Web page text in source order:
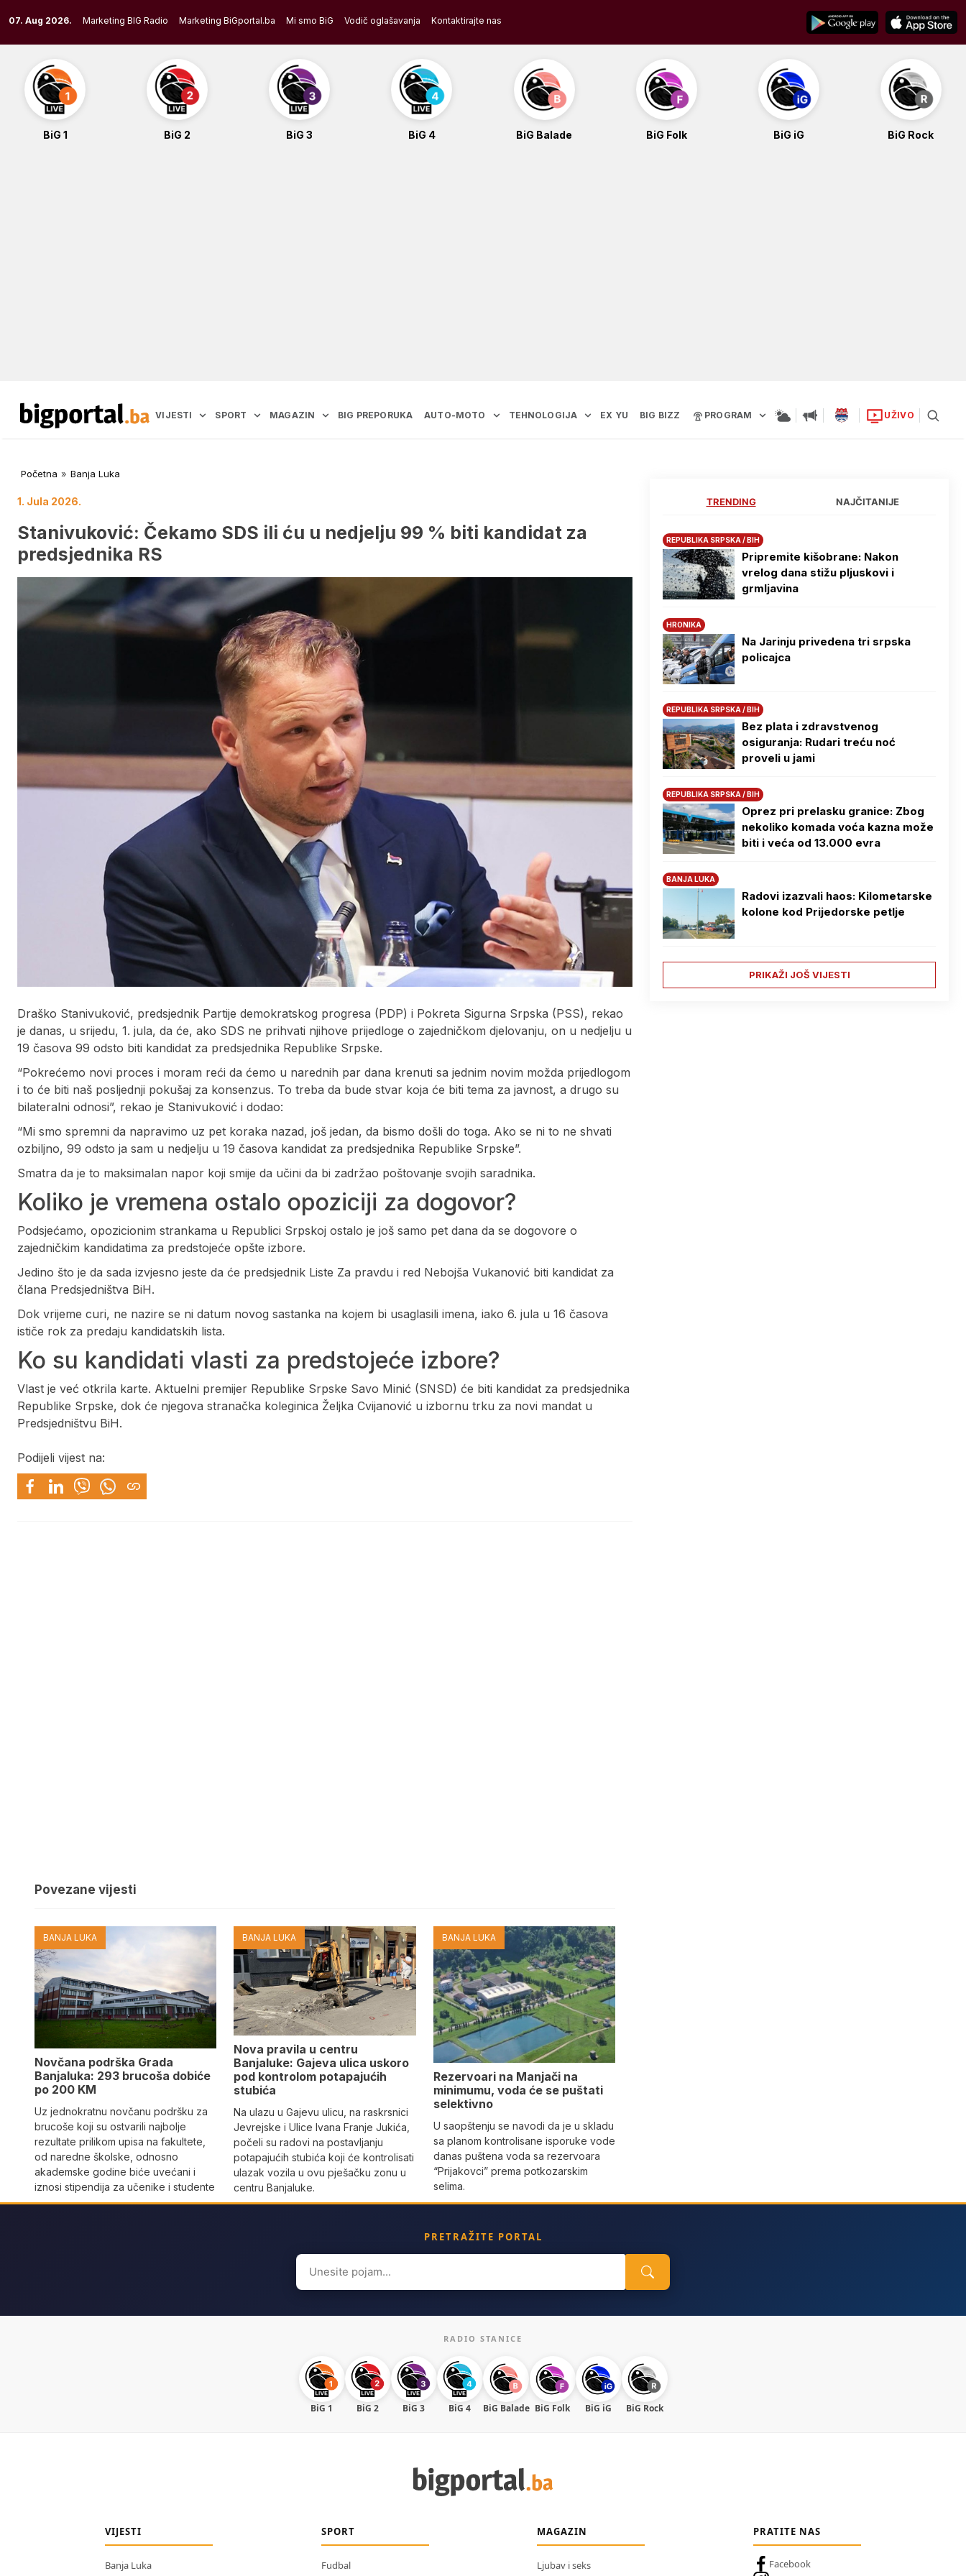
to
content
07. Aug 2026. Marketing BIG Radio Marketing BiGportal.ba Mi smo BiG Vodič oglašavanja Kontaktirajte nas
BiG 1 BiG 2 BiG 3 BiG 4 BiG Balade BiG Folk BiG iG BiG Rock
VIJESTI SPORT MAGAZIN BIG PREPORUKA AUTO-MOTO TEHNOLOGIJA EX YU BIG BIZZ PROGRAM UŽIVO
Početna » Banja Luka
1. Jula 2026.
Stanivuković: Čekamo SDS ili ću u nedjelju 99 % biti kandidat za
predsjednika RS
Draško Stanivuković, predsjednik Partije demokratskog progresa (PDP) i Pokreta Sigurna Srpska (PSS), rekao
je danas, u srijedu, 1. jula, da će, ako SDS ne prihvati njihove prijedloge o zajedničkom djelovanju, on u nedjelju u
19 časova 99 odsto biti kandidat za predsjednika Republike Srpske.
“Pokrećemo novi proces i moram reći da ćemo u narednih par dana krenuti sa jednim novim možda prijedlogom
i to će biti naš posljednji pokušaj za konsenzus. To treba da bude stvar koja će biti tema za javnost, a drugo su
bilateralni odnosi”, rekao je Stanivuković i dodao:
“Mi smo spremni da napravimo uz pet koraka nazad, još jedan, da bismo došli do toga. Ako se ni to ne shvati
ozbiljno, 99 odsto ja sam u nedjelju u 19 časova kandidat za predsjednika Republike Srpske”.
Smatra da je to maksimalan napor koji smije da učini da bi zadržao poštovanje svojih saradnika.
Koliko je vremena ostalo opoziciji za dogovor?
Podsjećamo, opozicionim strankama u Republici Srpskoj ostalo je još samo pet dana da se dogovore o
zajedničkim kandidatima za predstojeće opšte izbore.
Jedino što je da sada izvjesno jeste da će predsjednik Liste Za pravdu i red Nebojša Vukanović biti kandidat za
člana Predsjedništva BiH.
Dok vrijeme curi, ne nazire se ni datum novog sastanka na kojem bi usaglasili imena, iako 6. jula u 16 časova
ističe rok za predaju kandidatskih lista.
Ko su kandidati vlasti za predstojeće izbore?
Vlast je već otkrila karte. Aktuelni premijer Republike Srpske Savo Minić (SNSD) će biti kandidat za predsjednika
Republike Srpske, dok će njegova stranačka koleginica Željka Cvijanović u izbornu trku za novi mandat u
Predsjedništvu BiH.
Podijeli vijest na:
Povezane vijesti
BANJA LUKA
Novčana podrška Grada
Banjaluka: 293 brucoša dobiće
po 200 KM
Uz jednokratnu novčanu podršku za
brucoše koji su ostvarili najbolje
rezultate prilikom upisa na fakultete,
od naredne školske, odnosno
akademske godine biće uvećani i
iznosi stipendija za učenike i studente
BANJA LUKA
Nova pravila u centru
Banjaluke: Gajeva ulica uskoro
pod kontrolom potapajućih
stubića
Na ulazu u Gajevu ulicu, na raskrsnici
Jevrejske i Ulice Ivana Franje Jukića,
počeli su radovi na postavljanju
potapajućih stubića koji će kontrolisati
ulazak vozila u ovu pješačku zonu u
centru Banjaluke.
BANJA LUKA
Rezervoari na Manjači na
minimumu, voda će se puštati
selektivno
U saopštenju se navodi da je u skladu
sa planom kontrolisane isporuke vode
danas puštena voda sa rezervoara
“Prijakovci” prema potkozarskim
selima.
TRENDING NAJČITANIJE
REPUBLIKA SRPSKA / BIH
Pripremite kišobrane: Nakon
vrelog dana stižu pljuskovi i
grmljavina
HRONIKA
Na Јarinju privedena tri srpska
policajca
REPUBLIKA SRPSKA / BIH
Bez plata i zdravstvenog
osiguranja: Rudari treću noć
proveli u jami
REPUBLIKA SRPSKA / BIH
Oprez pri prelasku granice: Zbog
nekoliko komada voća kazna može
biti i veća od 13.000 evra
BANJA LUKA
Radovi izazvali haos: Kilometarske
kolone kod Prijedorske petlje
PRIKAŽI JOŠ VIJESTI
PRETRAŽITE PORTAL
Search
for:
RADIO STANICE
BiG 1 BiG 2 BiG 3 BiG 4 BiG Balade BiG Folk BiG iG BiG Rock
VIJESTI
Banja Luka
SPORT
Fudbal
MAGAZIN
Ljubav i seks
PRATITE NAS
Facebook